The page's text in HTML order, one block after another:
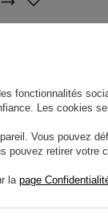
T-
fonctionnalités
Les cookies
Vous pouvez
pouvez retirer votre
la page